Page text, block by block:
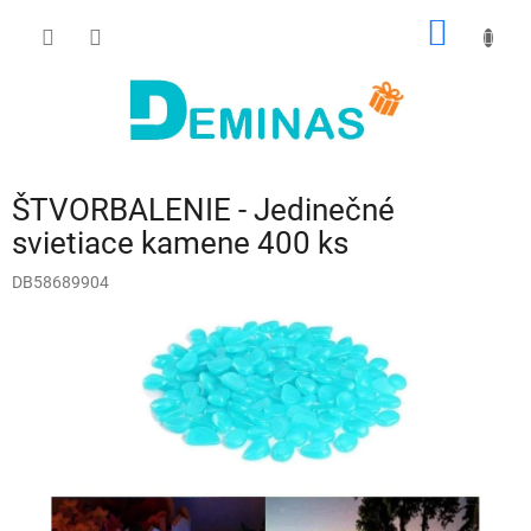
ŠTVORBALENIE - Jedinečné
svietiace kamene 400 ks
DB58689904